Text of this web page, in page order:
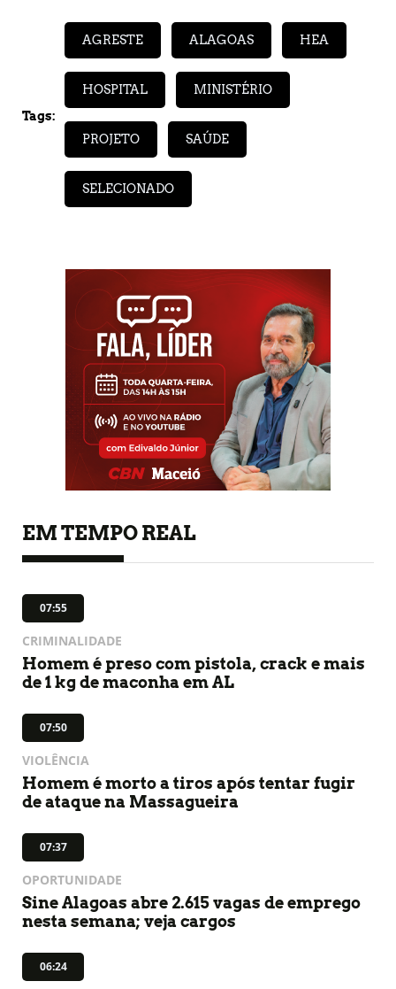
Tags:
AGRESTE ALAGOAS HEA
HOSPITAL MINISTÉRIO
PROJETO SAÚDE
SELECIONADO
EM TEMPO REAL
07:55
CRIMINALIDADE
Homem é preso com pistola, crack e mais
de 1 kg de maconha em AL
07:50
VIOLÊNCIA
Homem é morto a tiros após tentar fugir
de ataque na Massagueira
07:37
OPORTUNIDADE
Sine Alagoas abre 2.615 vagas de emprego
nesta semana; veja cargos
06:24